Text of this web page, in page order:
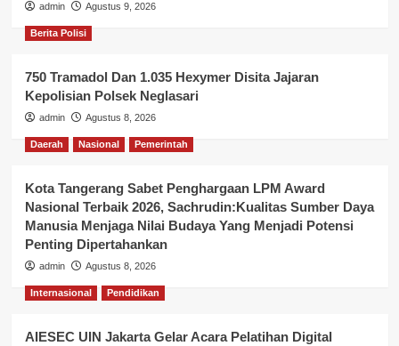
admin Agustus 9, 2026
Berita Polisi
750 Tramadol Dan 1.035 Hexymer Disita Jajaran
Kepolisian Polsek Neglasari
admin Agustus 8, 2026
Daerah Nasional Pemerintah
Kota Tangerang Sabet Penghargaan LPM Award
Nasional Terbaik 2026, Sachrudin:Kualitas Sumber Daya
Manusia Menjaga Nilai Budaya Yang Menjadi Potensi
Penting Dipertahankan
admin Agustus 8, 2026
Internasional Pendidikan
AIESEC UIN Jakarta Gelar Acara Pelatihan Digital